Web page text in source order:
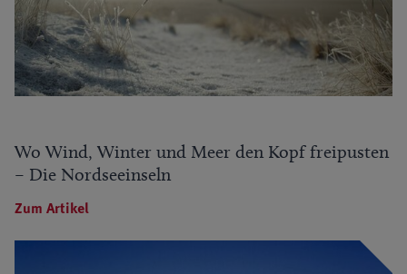
Wo Wind, Winter und Meer den Kopf freipusten
– Die Nordseeinseln
Zum Artikel